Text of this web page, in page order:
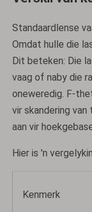
Standaardlense
Omdat hulle die
Dit beteken: Die
vaag of naby die
oneweredig. F-
vir skandering
aan vir
Hier is 'n
Kenmerk